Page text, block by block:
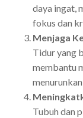
daya ingat,
fokus dan
Menjaga
Tidur yang
membantu
Tubuh dan